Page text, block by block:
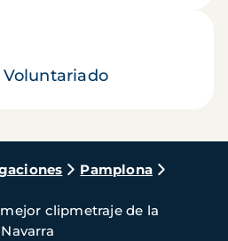
Pamplona
clipmetraje de la